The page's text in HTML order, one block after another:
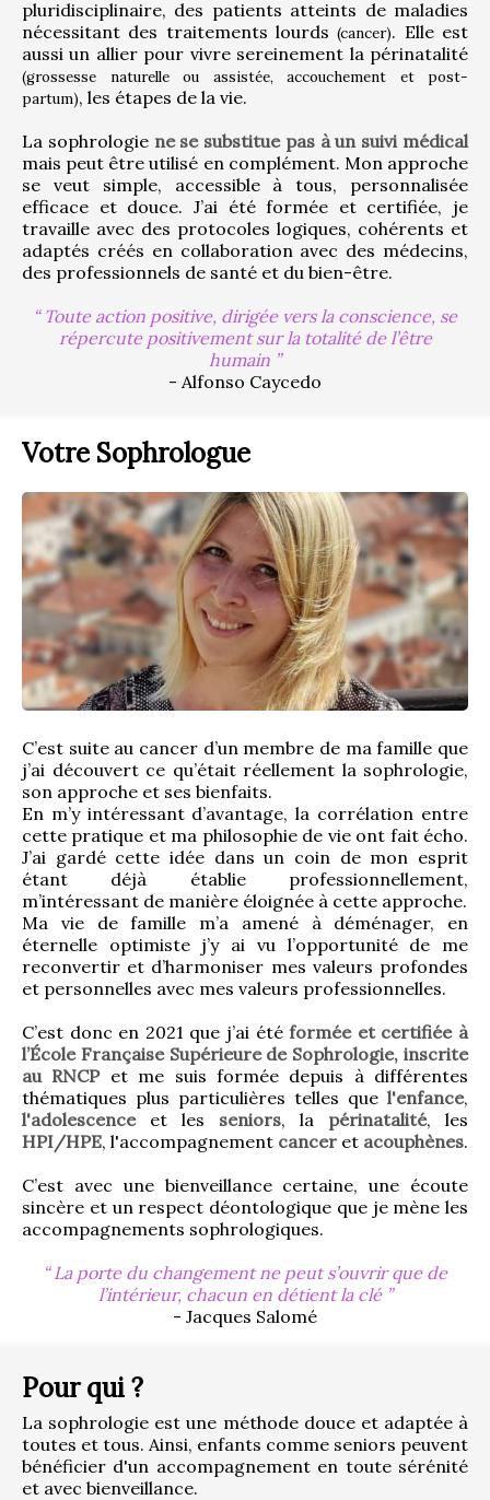
pluridisciplinaire, des patients atteints de maladies
nécessitant des traitements lourds (cancer). Elle est
(grossesse naturelle ou assistée, accouchement et post-
partum), les étapes de la vie.
La sophrologie ne se substitue pas à un suivi médical
mais peut être utilisé en complément. Mon approche
se veut simple, accessible à tous, personnalisée
efficace et douce. J’ai été formée et certifiée, je
travaille avec des protocoles logiques, cohérents et
adaptés créés en collaboration avec des médecins,
des professionnels de santé et du bien-être.
Toute action positive, dirigée vers la conscience, se
répercute positivement sur la totalité de l’être
humain
- Alfonso Caycedo
Votre Sophrologue
C’est suite au cancer d’un membre de ma famille que
j’ai découvert ce qu’était réellement la sophrologie,
son approche et ses bienfaits.
En m’y intéressant d’avantage, la corrélation entre
cette pratique et ma philosophie de vie ont fait écho.
J’ai gardé cette idée dans un coin de mon esprit
étant déjà établie professionnellement,
m’intéressant de manière éloignée à cette approche.
Ma vie de famille m’a amené à déménager, en
éternelle optimiste j’y ai vu l’opportunité de me
reconvertir et d’harmoniser mes valeurs profondes
et personnelles avec mes valeurs professionnelles.
C’est donc en 2021 que j’ai été formée et certifiée à
l’École Française Supérieure de Sophrologie, inscrite
au RNCP et me suis formée depuis à différentes
thématiques plus particulières telles que l'enfance
l'adolescence et les seniors, la périnatalité
HPI/HPE, l'accompagnement cancer et acouphènes.
C’est avec une bienveillance certaine, une écoute
sincère et un respect déontologique que je mène les
accompagnements sophrologiques.
La porte du changement ne peut s’ouvrir que de
l’intérieur, chacun en détient la clé
- Jacques Salomé
Pour qui ?
La sophrologie est une méthode douce et adaptée à
toutes et tous. Ainsi, enfants comme seniors peuvent
bénéficier d'un accompagnement en toute sérénité
et avec bienveillance.